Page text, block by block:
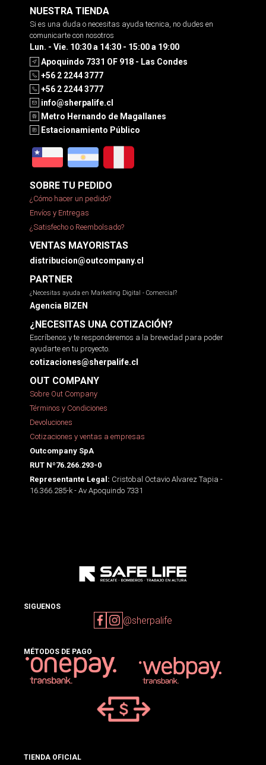
NUESTRA TIENDA
Si es una duda o necesitas ayuda tecnica, no dudes en
comunicarte con nosotros
Lun. - Vie. 10:30 a 14:30 - 15:00 a 19:00
Apoquindo 7331 OF 918 - Las Condes
+56 2 2244 3777
+56 2 2244 3777
info@sherpalife.cl
Metro Hernando de Magallanes
Estacionamiento Público
SOBRE TU PEDIDO
¿Cómo hacer un pedido?
Envíos y Entregas
¿Satisfecho o Reembolsado?
VENTAS MAYORISTAS
distribucion@outcompany.cl
PARTNER
¿Necesitas ayuda en Marketing Digital - Comercial?
Agencia BIZEN
¿NECESITAS UNA COTIZACIÓN?
Escríbenos y te responderemos a la brevedad para poder
ayudarte en tu proyecto.
cotizaciones@sherpalife.cl
OUT COMPANY
Sobre Out Company
Términos y Condiciones
Devoluciones
Cotizaciones y ventas a empresas
Outcompany SpA
RUT Nº76.266.293-0
Representante Legal: Cristobal Octavio Alvarez Tapia -
16.366.285-k - Av Apoquindo 7331
SIGUENOS
@sherpalife
MÉTODOS DE PAGO
TIENDA OFICIAL